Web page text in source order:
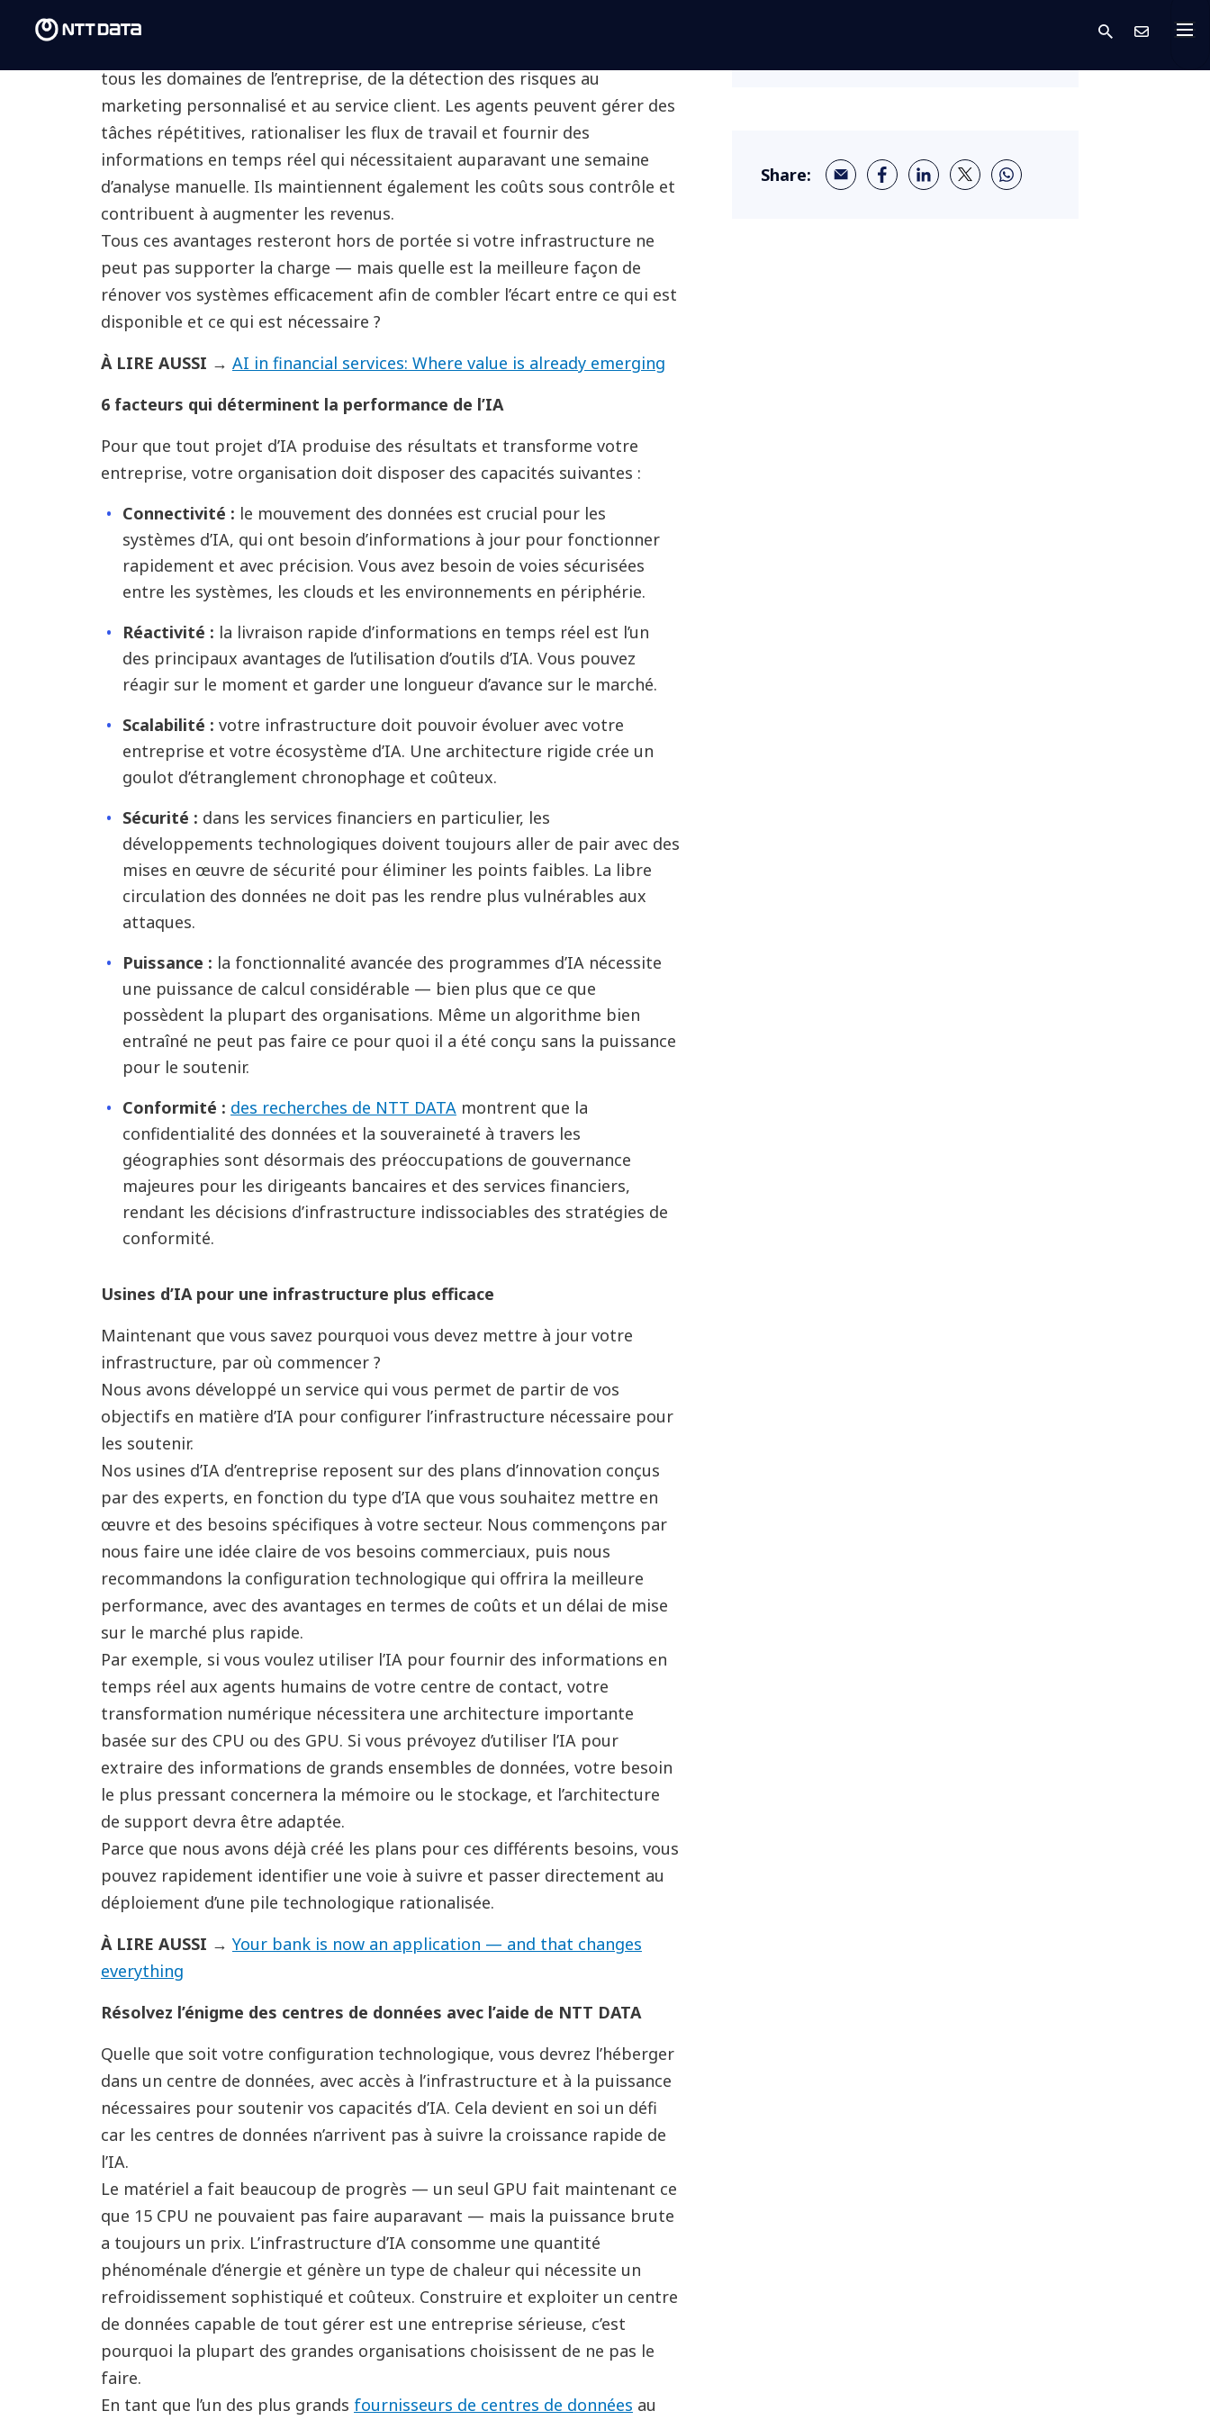
avantages complets de l’IA en entreprise.
tous les domaines de l’entreprise, de la détection des risques au
marketing personnalisé et au service client. Les agents peuvent gérer des
tâches répétitives, rationaliser les flux de travail et fournir des
informations en temps réel qui nécessitaient auparavant une semaine
d’analyse manuelle. Ils maintiennent également les coûts sous contrôle et
contribuent à augmenter les revenus.
Tous ces avantages resteront hors de portée si votre infrastructure ne
peut pas supporter la charge — mais quelle est la meilleure façon de
rénover vos systèmes efficacement afin de combler l’écart entre ce qui est
disponible et ce qui est nécessaire ?
À LIRE AUSSI → AI in financial services: Where value is already emerging
6 facteurs qui déterminent la performance de l’IA
Pour que tout projet d’IA produise des résultats et transforme votre
entreprise, votre organisation doit disposer des capacités suivantes :
Connectivité : le mouvement des données est crucial pour les
systèmes d’IA, qui ont besoin d’informations à jour pour fonctionner
rapidement et avec précision. Vous avez besoin de voies sécurisées
entre les systèmes, les clouds et les environnements en périphérie.
Réactivité : la livraison rapide d’informations en temps réel est l’un
des principaux avantages de l’utilisation d’outils d’IA. Vous pouvez
réagir sur le moment et garder une longueur d’avance sur le marché.
Scalabilité : votre infrastructure doit pouvoir évoluer avec votre
entreprise et votre écosystème d’IA. Une architecture rigide crée un
goulot d’étranglement chronophage et coûteux.
Sécurité : dans les services financiers en particulier, les
développements technologiques doivent toujours aller de pair avec des
mises en œuvre de sécurité pour éliminer les points faibles. La libre
circulation des données ne doit pas les rendre plus vulnérables aux
attaques.
Puissance : la fonctionnalité avancée des programmes d’IA nécessite
une puissance de calcul considérable — bien plus que ce que
possèdent la plupart des organisations. Même un algorithme bien
entraîné ne peut pas faire ce pour quoi il a été conçu sans la puissance
pour le soutenir.
Conformité : des recherches de NTT DATAmontrent que la
confidentialité des données et la souveraineté à travers les
géographies sont désormais des préoccupations de gouvernance
majeures pour les dirigeants bancaires et des services financiers,
rendant les décisions d’infrastructure indissociables des stratégies de
conformité.
Usines d’IA pour une infrastructure plus efficace
Maintenant que vous savez pourquoi vous devez mettre à jour votre
infrastructure, par où commencer ?
Nous avons développé un service qui vous permet de partir de vos
objectifs en matière d’IA pour configurer l’infrastructure nécessaire pour
les soutenir.
Nos usines d’IA d’entreprise reposent sur des plans d’innovation conçus
par des experts, en fonction du type d’IA que vous souhaitez mettre en
œuvre et des besoins spécifiques à votre secteur. Nous commençons par
nous faire une idée claire de vos besoins commerciaux, puis nous
recommandons la configuration technologique qui offrira la meilleure
performance, avec des avantages en termes de coûts et un délai de mise
sur le marché plus rapide.
Par exemple, si vous voulez utiliser l’IA pour fournir des informations en
temps réel aux agents humains de votre centre de contact, votre
transformation numérique nécessitera une architecture importante
basée sur des CPU ou des GPU. Si vous prévoyez d’utiliser l’IA pour
extraire des informations de grands ensembles de données, votre besoin
le plus pressant concernera la mémoire ou le stockage, et l’architecture
de support devra être adaptée.
Parce que nous avons déjà créé les plans pour ces différents besoins, vous
pouvez rapidement identifier une voie à suivre et passer directement au
déploiement d’une pile technologique rationalisée.
À LIRE AUSSI → Your bank is now an application — and that changes
everything
Résolvez l’énigme des centres de données avec l’aide de NTT DATA
Quelle que soit votre configuration technologique, vous devrez l’héberger
dans un centre de données, avec accès à l’infrastructure et à la puissance
nécessaires pour soutenir vos capacités d’IA. Cela devient en soi un défi
car les centres de données n’arrivent pas à suivre la croissance rapide de
l’IA.
Le matériel a fait beaucoup de progrès — un seul GPU fait maintenant ce
que 15 CPU ne pouvaient pas faire auparavant — mais la puissance brute
a toujours un prix. L’infrastructure d’IA consomme une quantité
phénoménale d’énergie et génère un type de chaleur qui nécessite un
refroidissement sophistiqué et coûteux. Construire et exploiter un centre
de données capable de tout gérer est une entreprise sérieuse, c’est
pourquoi la plupart des grandes organisations choisissent de ne pas le
faire.
En tant que l’un des plus grands fournisseurs de centres de données au
Share: